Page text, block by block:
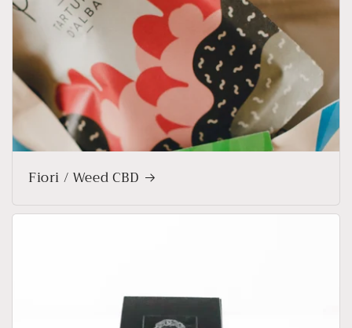
Fiori / Weed CBD